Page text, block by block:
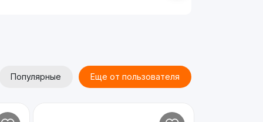
Популярные Еще от пользователя